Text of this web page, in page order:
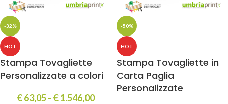
-32%
HOT
Stampa Tovagliette
Personalizzate a colori
€63,05- €1.546,00
-50%
HOT
Stampa Tovagliette in
Carta Paglia
Personalizzate